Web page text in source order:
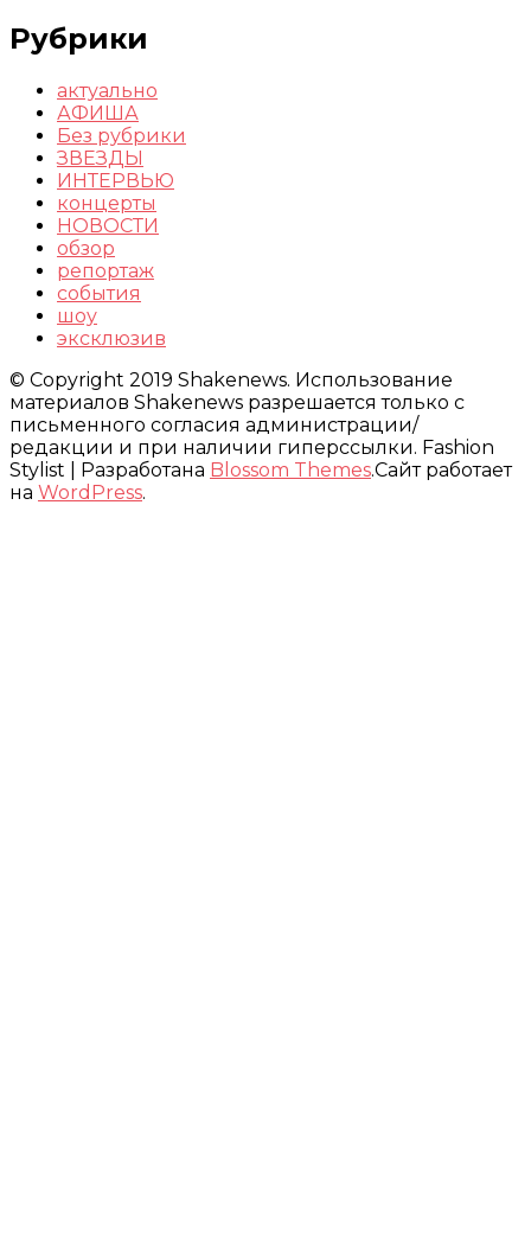
Рубрики
актуально
АФИША
Без рубрики
ЗВЕЗДЫ
ИНТЕРВЬЮ
концерты
НОВОСТИ
обзор
репортаж
события
шоу
эксклюзив
© Copyright 2019 Shakenews. Использование
материалов Shakenews разрешается только с
письменного согласия администрации/
редакции и при наличии гиперссылки. Fashion
Stylist | Разработана Blossom Themes.Сайт работает
на WordPress.